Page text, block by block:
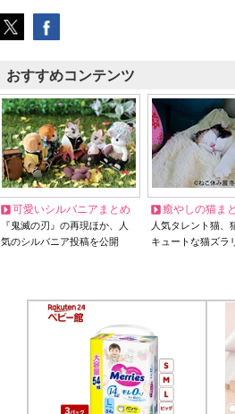
おすすめコンテンツ
可愛いシルバニアまとめ
『鬼滅の刃』の再現ほか、人
気のシルバニア投稿を公開
癒やしの猫ま
人気タレント猫
キュートな猫ズラ